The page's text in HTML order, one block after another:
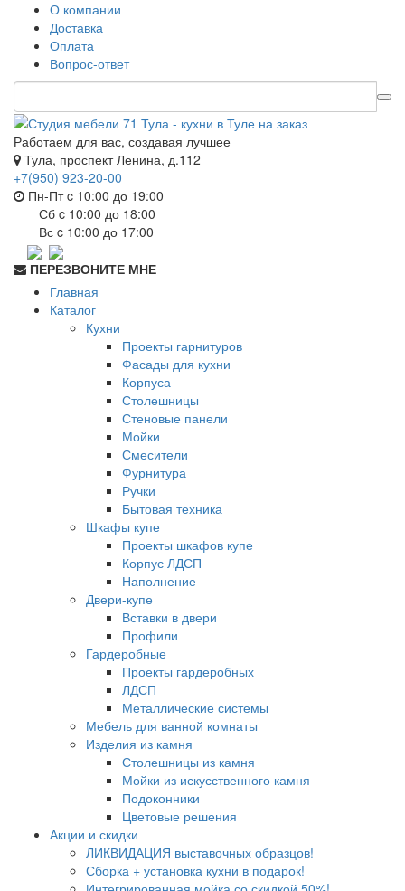
О компании
Доставка
Оплата
Вопрос-ответ
Работаем для вас, создавая лучшее
Тула, проспект Ленина, д.112
+7(950) 923-20-00
Пн-Пт c 10:00 до 19:00
Сб c 10:00 до 18:00
Вс c 10:00 до 17:00
ПЕРЕЗВОНИТЕ МНЕ
Главная
Каталог
Кухни
Проекты гарнитуров
Фасады для кухни
Корпуса
Столешницы
Стеновые панели
Мойки
Смесители
Фурнитура
Ручки
Бытовая техника
Шкафы купе
Проекты шкафов купе
Корпус ЛДСП
Наполнение
Двери-купе
Вставки в двери
Профили
Гардеробные
Проекты гардеробных
ЛДСП
Металлические системы
Мебель для ванной комнаты
Изделия из камня
Столешницы из камня
Мойки из искусственного камня
Подоконники
Цветовые решения
Акции и скидки
ЛИКВИДАЦИЯ выставочных образцов!
Сборка + установка кухни в подарок!